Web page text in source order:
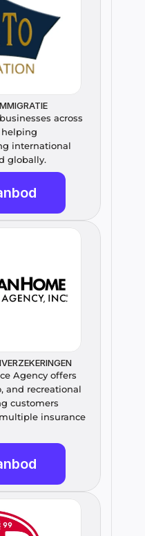
across
helping
international
globally.
Agency offers
and recreational
customers
insurance